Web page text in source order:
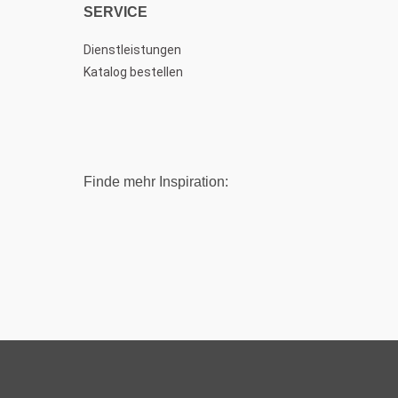
SERVICE
Dienstleistungen
Katalog bestellen
Finde mehr Inspiration: